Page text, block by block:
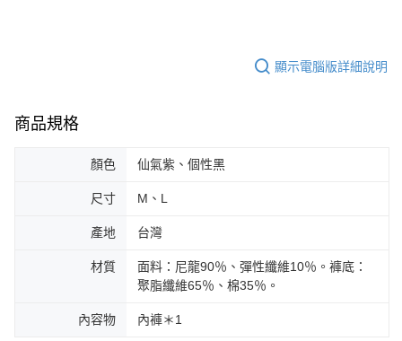
顯示電腦版詳細說明
商品規格
顏色 仙氣紫、個性黑
尺寸 M、L
產地 台灣
材質
面料：尼龍90％、彈性纖維10％。褲底：
聚脂纖維65％、棉35％。
內容物 內褲＊1